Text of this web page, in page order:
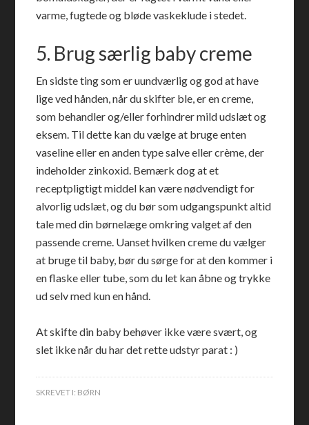
varme, fugtede og bløde vaskeklude i stedet.
5. Brug særlig baby creme
En sidste ting som er uundværlig og god at have
lige ved hånden, når du skifter ble, er en creme,
som behandler og/eller forhindrer mild udslæt og
eksem. Til dette kan du vælge at bruge enten
vaseline eller en anden type salve eller crème, der
indeholder zinkoxid. Bemærk dog at et
receptpligtigt middel kan være nødvendigt for
alvorlig udslæt, og du bør som udgangspunkt altid
tale med din børnelæge omkring valget af den
passende creme. Uanset hvilken creme du vælger
at bruge til baby, bør du sørge for at den kommer i
en flaske eller tube, som du let kan åbne og trykke
ud selv med kun en hånd.
At skifte din baby behøver ikke være svært, og
slet ikke når du har det rette udstyr parat : )
SKREVET I: BØRN